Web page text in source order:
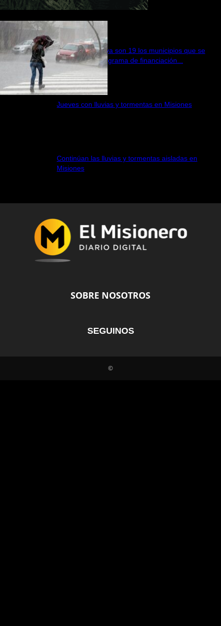
ÚLTIMAS DE MISIONES
Ahora Patente: ya son 19 los municipios que se
adhirieron al programa de financiación...
6 agosto, 2026
Jueves con lluvias y tormentas en Misiones
Continúan las lluvias y tormentas aisladas en
Misiones
SOBRE NOSOTROS
SEGUINOS
©